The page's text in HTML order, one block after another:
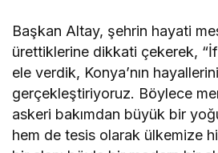
Başkan Altay, şehrin hayati
ürettiklerine dikkati çekerek,
ele verdik, Konya’nın
gerçekleştiriyoruz. Böylece
askeri bakımdan büyük bir
hem de tesis olarak ülkemize